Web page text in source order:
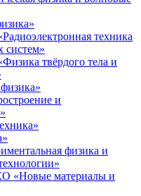
техника
твёрдого тела и
и
физика и
«Новые материалы и